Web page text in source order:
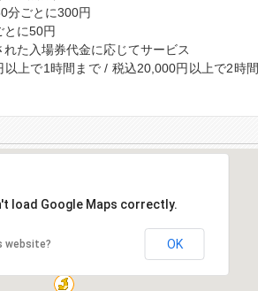
分ごとに300円
に50円
た入場券代金に応じてサービス
以上で1時間まで / 税込20,000円以上で2時間
load Google Maps correctly.
website? OK